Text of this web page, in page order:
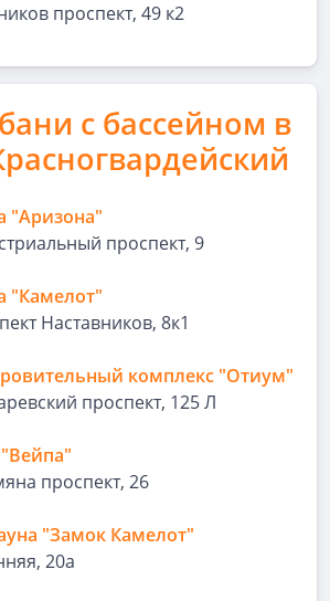
проспект, 49 к2
с бассейном в
"Аризона"
проспект, 9
"Камелот"
Наставников, 8к1
комплекс "Отиум"
проспект, 125 Л
проспект, 26
"Замок Камелот"
20а